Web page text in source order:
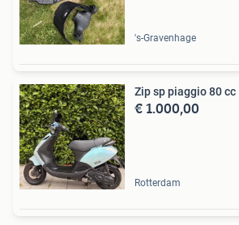
's-Gravenhage
Zip sp piaggio 80 cc
€ 1.000,00
Rotterdam